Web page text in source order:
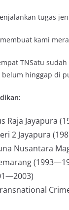
tugas
kami
TNSatu
hinggap di
Raja Jayapura
2 Jayapura
Nusantara